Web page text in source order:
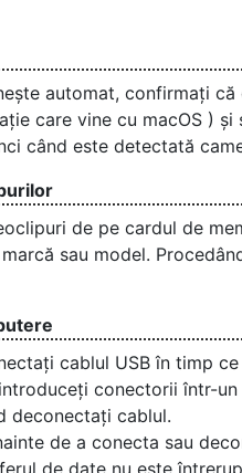
automat, confirmați
care vine cu macOS )
când este detectată
de pe cardul de
sau model.
cablul USB în timp
conectorii într-
deconectați cablul.
de a conecta sau